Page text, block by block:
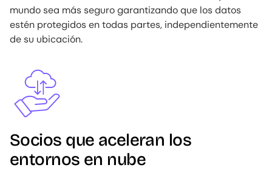
mundo sea más seguro garantizando que los datos
estén protegidos en todas partes, independientemente
de su ubicación.
Image
Socios que aceleran los
entornos en nube